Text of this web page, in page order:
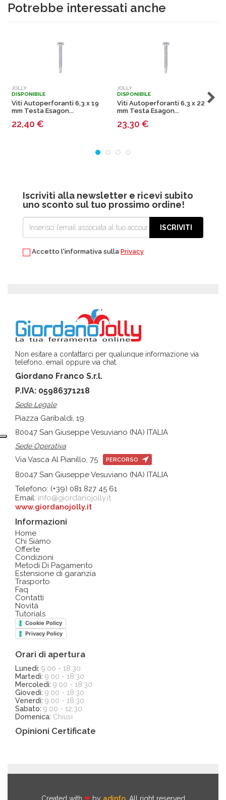
Potrebbe interessati anche
JOLLY
DISPONIBILE
Viti Autoperforanti 6,3 x 19
mm Testa Esagon...
22,40 €
JOLLY
DISPONIBILE
Viti Autoperforanti 6,3 x 22
mm Testa Esagon...
23,30 €
Iscriviti alla newsletter e ricevi subito
uno sconto sul tuo prossimo ordine!
ISCRIVITI
Accetto l'informativa sulla Privacy
Non esitare a contattarci per qualunque informazione via
telefono, email oppure via chat.
Giordano Franco S.r.l.
P.IVA: 05986371218
Sede Legale
Piazza Garibaldi, 19
80047 San Giuseppe Vesuviano (NA) ITALIA
Sede Operativa
Via Vasca Al Pianillo, 75 PERCORSO
80047 San Giuseppe Vesuviano (NA) ITALIA
Telefono: (+39) 081 827 45 61
Email: info@giordanojolly.it
www.giordanojolly.it
Informazioni
Home
Chi Siamo
Offerte
Condizioni
Metodi Di Pagamento
Estensione di garanzia
Trasporto
Faq
Contatti
Novità
Tutorials
Cookie Policy
Privacy Policy
Orari di apertura
Lunedì: 9:00 - 18:30
Martedì: 9:00 - 18:30
Mercoledì: 9:00 - 18:30
Giovedì: 9:00 - 18:30
Venerdì: 9:00 - 18:30
Sabato: 9:00 - 12:30
Domenica: Chiusi
Opinioni Certificate
Created with ❤ by adinfo. All right reserved